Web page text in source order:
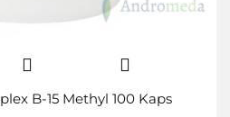
B-15 Methyl 100 Kaps